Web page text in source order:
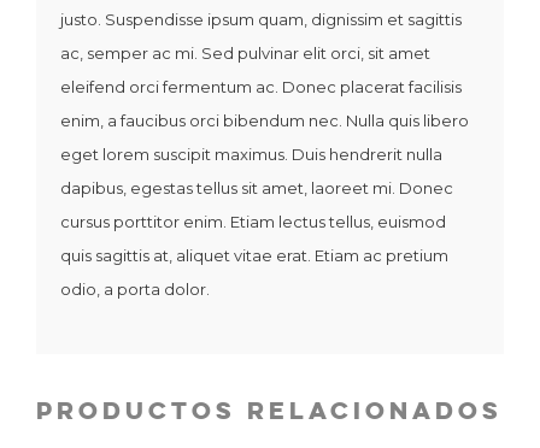
justo. Suspendisse ipsum quam, dignissim et sagittis
ac, semper ac mi. Sed pulvinar elit orci, sit amet
eleifend orci fermentum ac. Donec placerat facilisis
enim, a faucibus orci bibendum nec. Nulla quis libero
eget lorem suscipit maximus. Duis hendrerit nulla
dapibus, egestas tellus sit amet, laoreet mi. Donec
cursus porttitor enim. Etiam lectus tellus, euismod
quis sagittis at, aliquet vitae erat. Etiam ac pretium
odio, a porta dolor.
PRODUCTOS RELACIONADOS